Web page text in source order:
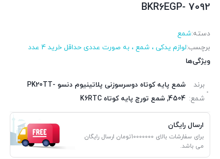
BKR6EGP- 7092
دسته:شمع
برچسب:لوازم یدکی ، شمع ، به صورت عددی حداقل خرید 4 عدد
ویژگی‌ها
برند
شمع:
شمع پایه کوتاه دوسرسوزنی پلاتینیوم دنسو PK20TT-
4504, شمع تورچ پایه کوتاه K6RTC
ارسال رایگان
برای سفارشات بالای 10000000تومان ارسال رایگان
می باشد.